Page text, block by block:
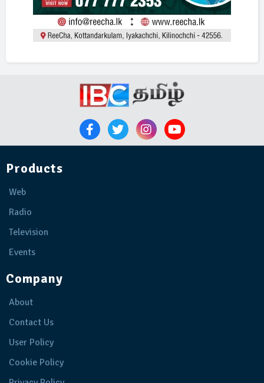
Products
Web
Radio
Television
Events
Company
About
Contact Us
User Policy
Cookie Policy